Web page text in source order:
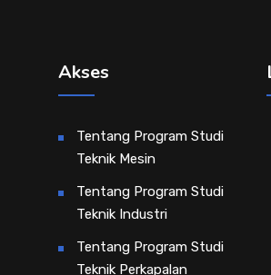
Akses
Tentang Program Studi
Teknik Mesin
Tentang Program Studi
Teknik Industri
Tentang Program Studi
Teknik Perkapalan